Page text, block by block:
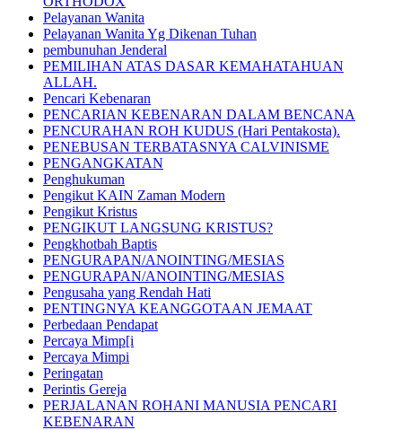
Pelayanan Wanita
Pelayanan Wanita Yg Dikenan Tuhan
pembunuhan Jenderal
PEMILIHAN ATAS DASAR KEMAHATAHUAN
ALLAH.
Pencari Kebenaran
PENCARIAN KEBENARAN DALAM BENCANA
PENCURAHAN ROH KUDUS (Hari Pentakosta).
PENEBUSAN TERBATASNYA CALVINISME
PENGANGKATAN
Penghukuman
Pengikut KAIN Zaman Modern
Pengikut Kristus
PENGIKUT LANGSUNG KRISTUS?
Pengkhotbah Baptis
PENGURAPAN/ANOINTING/MESIAS
PENGURAPAN/ANOINTING/MESIAS
Pengusaha yang Rendah Hati
PENTINGNYA KEANGGOTAAN JEMAAT
Perbedaan Pendapat
Percaya Mimp[i
Percaya Mimpi
Peringatan
Perintis Gereja
PERJALANAN ROHANI MANUSIA PENCARI
KEBENARAN